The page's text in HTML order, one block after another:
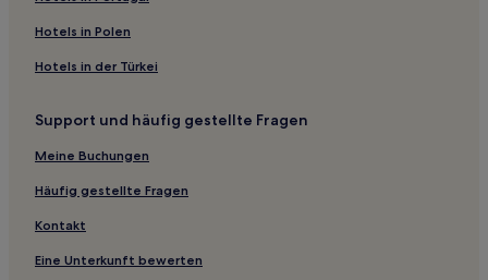
Sant Salvador: Hotels
Garraf: Hotels
La Rápita: Hotels
Olerdola Hotels
Montjuïc Hotels
Hotels nahe Cuscó Berga Weingut
Can Trabal: Hotels
Hotels in Polen
Hotels in der Türkei
Support und häufig gestellte Fragen
Meine Buchungen
Häufig gestellte Fragen
Kontakt
Eine Unterkunft bewerten